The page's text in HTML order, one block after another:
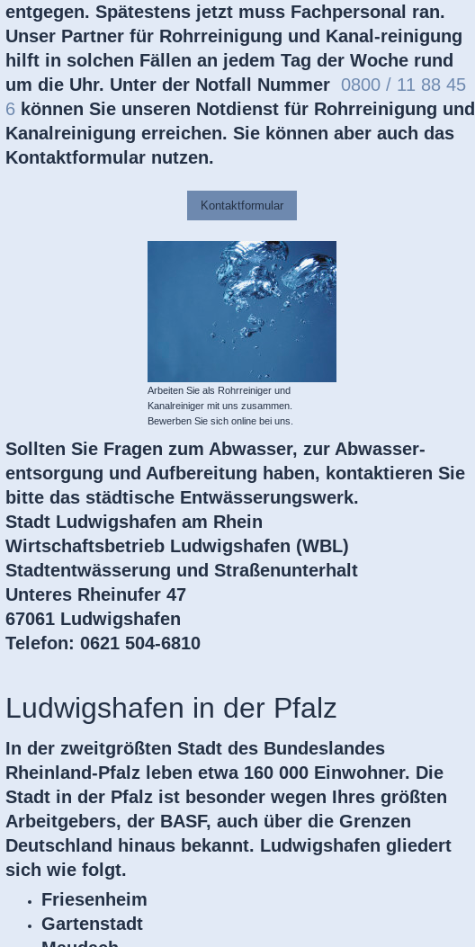
entgegen. Spätestens jetzt muss Fachpersonal ran.
Unser Partner für Rohrreinigung und Kanal-reinigung
hilft in solchen Fällen an jedem Tag der Woche rund
um die Uhr. Unter der Notfall Nummer 0800 / 11 88 45
6können Sie unseren Notdienst für Rohrreinigung und
Kanalreinigung erreichen. Sie können aber auch das
Kontaktformular nutzen.
Kontaktformular
Arbeiten Sie als Rohrreiniger und
Kanalreiniger mit uns zusammen.
Bewerben Sie sich online bei uns.
Sollten Sie Fragen zum Abwasser, zur Abwasser-
entsorgung und Aufbereitung haben, kontaktieren Sie
bitte das städtische Entwässerungswerk.
Stadt Ludwigshafen am Rhein
Wirtschaftsbetrieb Ludwigshafen (WBL)
Stadtentwässerung und Straßenunterhalt
Unteres Rheinufer 47
67061 Ludwigshafen
Telefon: 0621 504-6810
Ludwigshafen in der Pfalz
In der zweitgrößten Stadt des Bundeslandes
Rheinland-Pfalz leben etwa 160 000 Einwohner. Die
Stadt in der Pfalz ist besonder wegen Ihres größten
Arbeitgebers, der BASF, auch über die Grenzen
Deutschland hinaus bekannt. Ludwigshafen gliedert
sich wie folgt.
Friesenheim
Gartenstadt